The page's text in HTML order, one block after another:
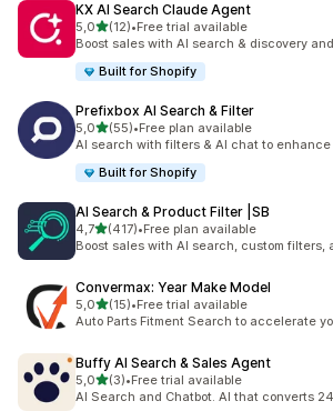
KX AI Search Claude Agent
5,0/ 5 tähteä
(12)
12 arvostelua yhteensä
•Free trial available
Boost sales with AI search & discovery
Built for Shopify
Prefixbox AI Search & Filter
5,0/ 5 tähteä
(55)
55 arvostelua yhteensä
•Free plan available
AI search with filters & AI chat to
Built for Shopify
AI Search & Product Filter |SB
4,7/ 5 tähteä
(417)
417 arvostelua yhteensä
•Free plan available
Boost sales with AI search, custom filters,
Convermax: Year Make Model
5,0/ 5 tähteä
(15)
15 arvostelua yhteensä
•Free trial available
Auto Parts Fitment Search to accelerate
Buffy AI Search & Sales Agent
5,0/ 5 tähteä
(3)
3 arvostelua yhteensä
•Free trial available
AI Search and Chatbot. AI that converts